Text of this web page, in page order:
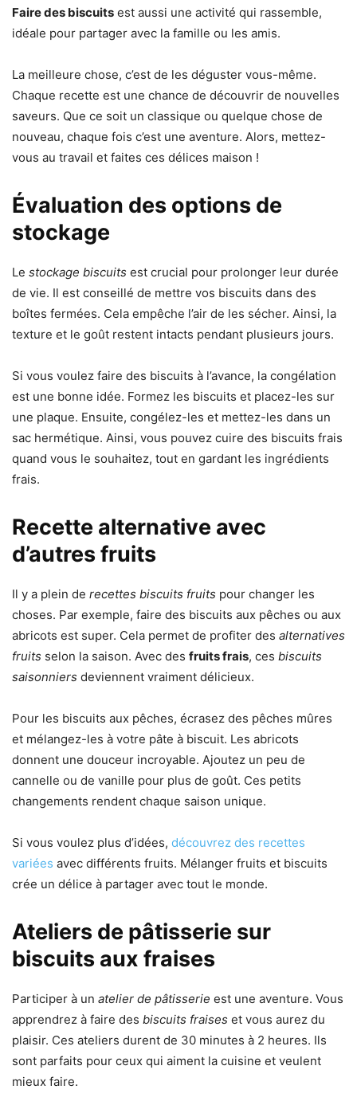
Faire des biscuits est aussi une activité qui rassemble,
idéale pour partager avec la famille ou les amis.
La meilleure chose, c’est de les déguster vous-même.
Chaque recette est une chance de découvrir de nouvelles
saveurs. Que ce soit un classique ou quelque chose de
nouveau, chaque fois c’est une aventure. Alors, mettez-
vous au travail et faites ces délices maison !
Évaluation des options de
stockage
Le stockage biscuits est crucial pour prolonger leur durée
de vie. Il est conseillé de mettre vos biscuits dans des
boîtes fermées. Cela empêche l’air de les sécher. Ainsi, la
texture et le goût restent intacts pendant plusieurs jours.
Si vous voulez faire des biscuits à l’avance, la congélation
est une bonne idée. Formez les biscuits et placez-les sur
une plaque. Ensuite, congélez-les et mettez-les dans un
sac hermétique. Ainsi, vous pouvez cuire des biscuits frais
quand vous le souhaitez, tout en gardant les ingrédients
frais.
Recette alternative avec
d’autres fruits
Il y a plein de recettes biscuits fruits pour changer les
choses. Par exemple, faire des biscuits aux pêches ou aux
abricots est super. Cela permet de profiter des alternatives
fruits selon la saison. Avec des fruits frais, ces biscuits
saisonniers deviennent vraiment délicieux.
Pour les biscuits aux pêches, écrasez des pêches mûres
et mélangez-les à votre pâte à biscuit. Les abricots
donnent une douceur incroyable. Ajoutez un peu de
cannelle ou de vanille pour plus de goût. Ces petits
changements rendent chaque saison unique.
Si vous voulez plus d’idées, découvrez des recettes
variées avec différents fruits. Mélanger fruits et biscuits
crée un délice à partager avec tout le monde.
Ateliers de pâtisserie sur
biscuits aux fraises
Participer à un atelier de pâtisserie est une aventure. Vous
apprendrez à faire des biscuits fraises et vous aurez du
plaisir. Ces ateliers durent de 30 minutes à 2 heures. Ils
sont parfaits pour ceux qui aiment la cuisine et veulent
mieux faire.